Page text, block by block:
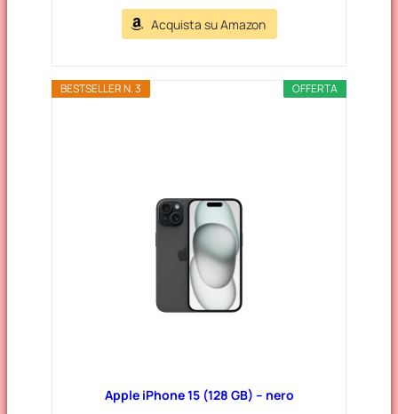
Acquista su Amazon
OFFERTA
BESTSELLER N. 3
Apple iPhone 15 (128 GB) – nero